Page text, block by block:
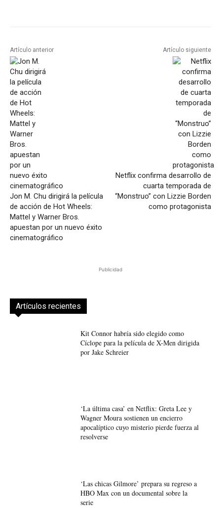
Artículo anterior
Jon M. Chu dirigirá la película
de acción de Hot Wheels:
Mattel y Warner Bros.
apuestan por un nuevo éxito
cinematográfico
Artículo siguiente
Netflix confirma desarrollo de
cuarta temporada de
“Monstruo” con Lizzie Borden
como protagonista
Publicidad
Artículos recientes
Kit Connor habría sido elegido como
Cíclope para la película de X-Men dirigida
por Jake Schreier
‘La última casa’ en Netflix: Greta Lee y
Wagner Moura sostienen un encierro
apocalíptico cuyo misterio pierde fuerza al
resolverse
‘Las chicas Gilmore’ prepara su regreso a
HBO Max con un documental sobre la
serie